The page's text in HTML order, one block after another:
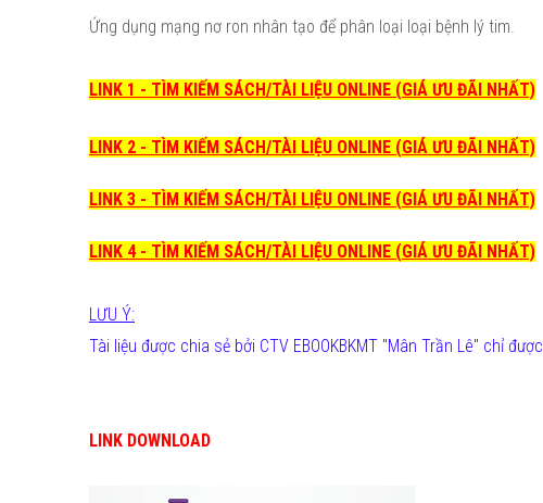
Ứng dụng mạng nơ ron nhân tạo để phân loại loại bệnh lý tim.
LINK 1 - TÌM KIẾM SÁCH/TÀI LIỆU ONLINE (GIÁ ƯU ĐÃI NHẤT)
LINK 2 - TÌM KIẾM SÁCH/TÀI LIỆU ONLINE (GIÁ ƯU ĐÃI NHẤT)
LINK 3 - TÌM KIẾM SÁCH/TÀI LIỆU ONLINE (GIÁ ƯU ĐÃI NHẤT)
LINK 4 - TÌM KIẾM SÁCH/TÀI LIỆU ONLINE (GIÁ ƯU ĐÃI NHẤT)
LƯU Ý:
Tài liệu được chia sẻ bởi CTV EBOOKBKMT "Mân Trần Lê" chỉ
LINK DOWNLOAD